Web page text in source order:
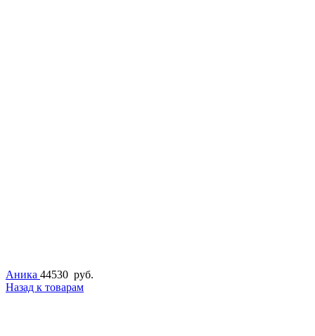
Аника 44530 руб.
Назад к товарам